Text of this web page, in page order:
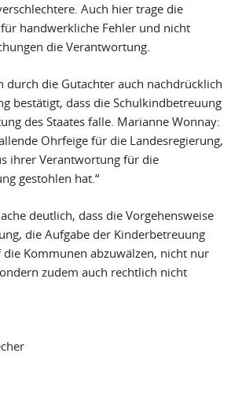
Auch hier trage die
handwerkliche Fehler und nicht
die Verantwortung.
durch die Gutachter auch nachdrücklich
bestätigt, dass die Schulkindbetreuung
des Staates falle. Marianne Wonnay:
Ohrfeige für die Landesregierung,
ihrer Verantwortung für die
gestohlen hat.“
deutlich, dass die Vorgehensweise
die Aufgabe der Kinderbetreuung
Kommunen abzuwälzen, nicht nur
zudem auch rechtlich nicht